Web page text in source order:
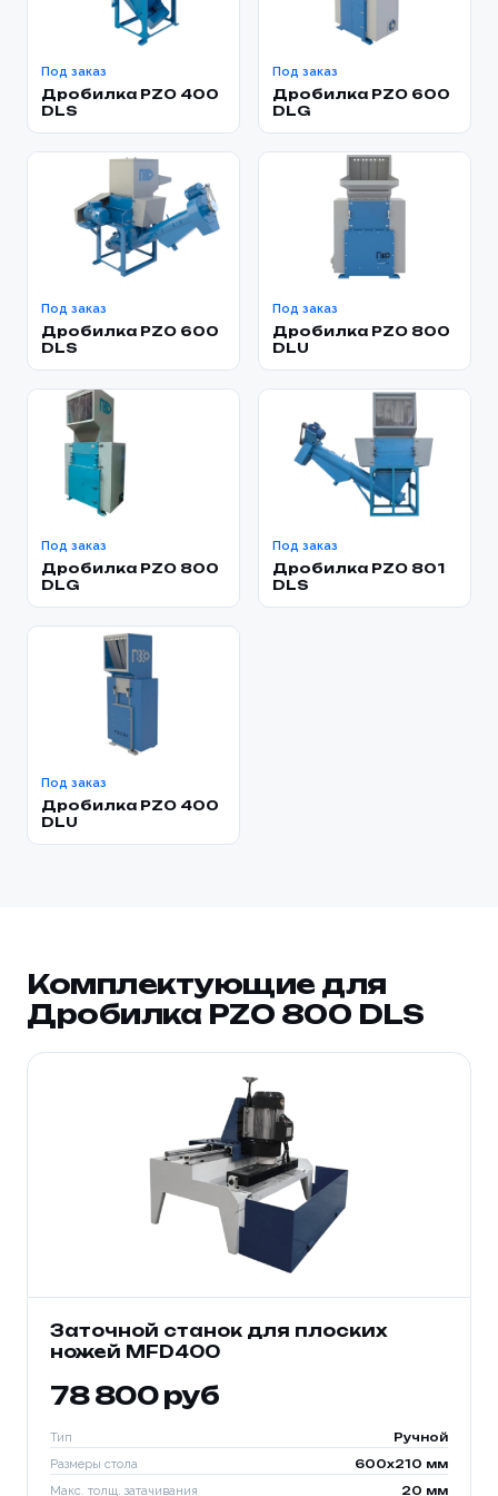
Под заказ
Дробилка PZO 400
DLS
Под заказ
Дробилка PZO 600
DLG
Под заказ
Дробилка PZO 600
DLS
Под заказ
Дробилка PZO 800
DLU
Под заказ
Дробилка PZO 800
DLG
Под заказ
Дробилка PZO 801
DLS
Под заказ
Дробилка PZO 400
DLU
Комплектующие для
Дробилка PZO 800 DLS
Заточной станок для плоских
ножей MFD400
78 800 руб
Тип Ручной
Размеры стола 600x210 мм
Макс. толщ. затачивания 20 мм